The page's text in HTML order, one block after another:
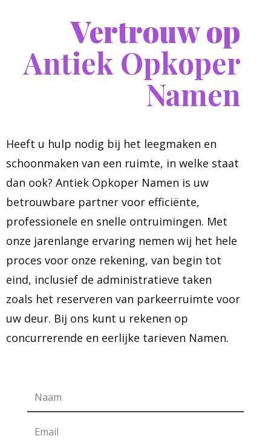
Vertrouw op
Antiek Opkoper
Namen
Heeft u hulp nodig bij het leegmaken en
schoonmaken van een ruimte, in welke staat
dan ook? Antiek Opkoper Namen is uw
betrouwbare partner voor efficiënte,
professionele en snelle ontruimingen. Met
onze jarenlange ervaring nemen wij het hele
proces voor onze rekening, van begin tot
eind, inclusief de administratieve taken
zoals het reserveren van parkeerruimte voor
uw deur. Bij ons kunt u rekenen op
concurrerende en eerlijke tarieven Namen.